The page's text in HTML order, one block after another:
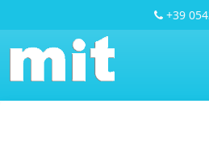
+39